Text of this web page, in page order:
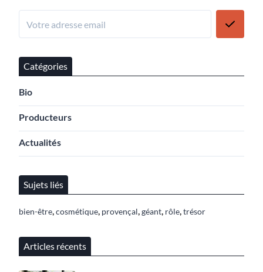
Catégories
Bio
Producteurs
Actualités
Sujets liés
bien-être,cosmétique, provençal,géant, rôle,trésor
Articles récents